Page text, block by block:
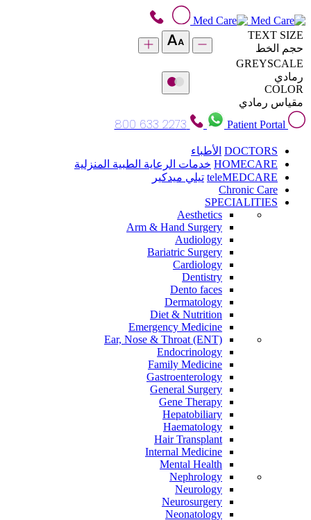
TEXT SIZE
حجم الخط
GREYSCALE
رمادي
COLOR
مقياس رمادي
Patient Portal
800 633 2273
DOCTORS الأطباء
HOMECARE خدمات الرعاية الطبية المنزلية
teleMEDCARE تيلي ميدكير
Chronic Care
SPECIALITIES
Aesthetics
Arm & Hand Surgery
Audiology
Bariatric Surgery
Cardiology
Dentistry
Dento faces
Dermatology
Diet & Nutrition
Emergency Medicine
Ear, Nose & Throat (ENT)
Endocrinology
Family Medicine
Gastroenterology
General Surgery
Gene Therapy
Hepatobiliary
Haematology
Hair Transplant
Internal Medicine
Mental Health
Nephrology
Neurology
Neurosurgery
Neonatology